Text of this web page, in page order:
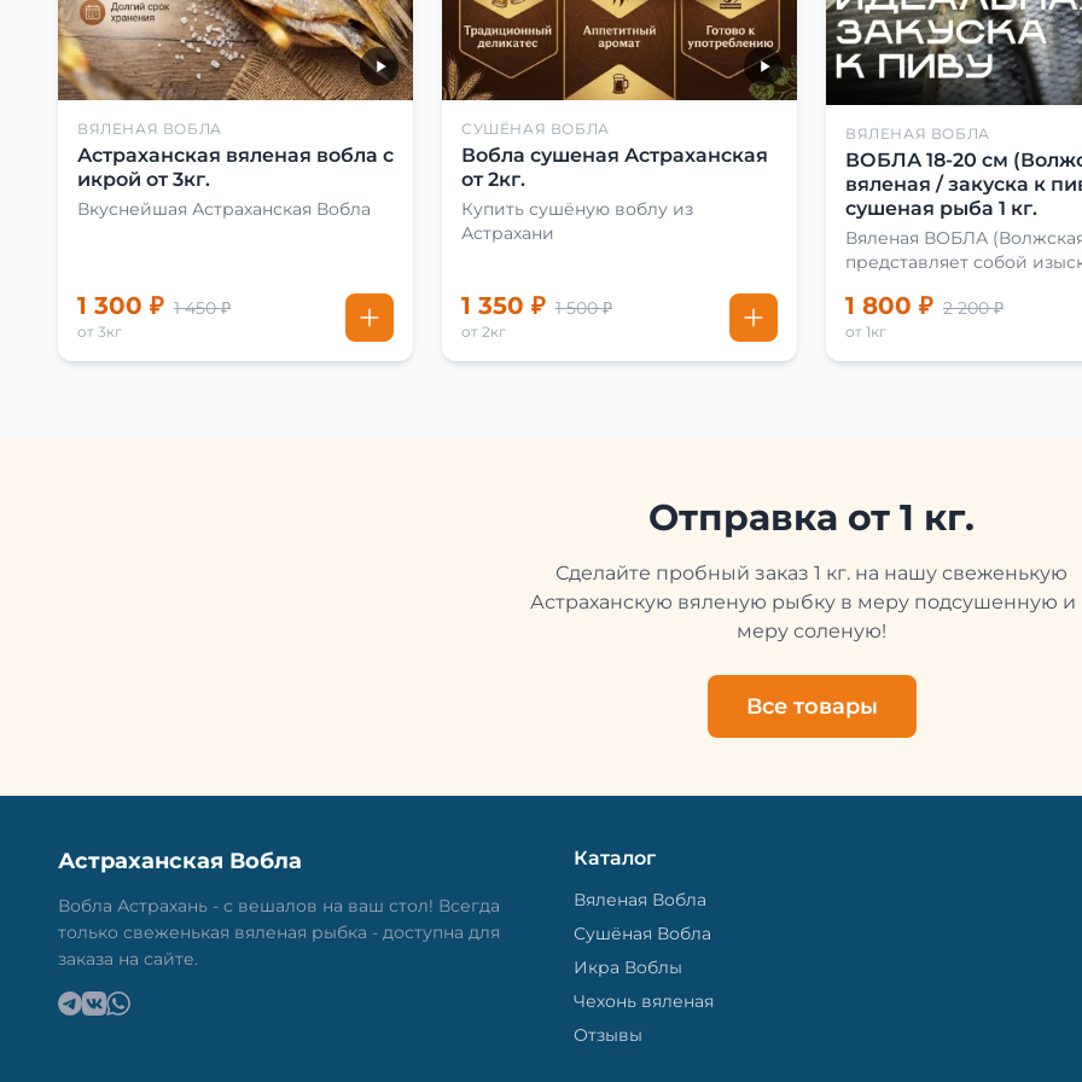
ВЯЛЕНАЯ ВОБЛА
Астраханская вяленая вобла с
икрой от 3кг.
Вкуснейшая Астраханская Вобла
1 300 ₽ 1 450 ₽
от 3кг
СУШЁНАЯ ВОБЛА
Вобла сушеная Астраханская
от 2кг.
Купить сушёную воблу из
Астрахани
1 350 ₽ 1 500 ₽
от 2кг
ВЯЛЕНАЯ ВОБЛА
ВОБЛА 18-20 см
вяленая / закуска к
сушеная рыба 1 кг.
Вяленая ВОБЛА
представляет собой
удовлетворить даже самых
взыскательных гурманов. Чтобы
сделать вяленую воблу,
приготовлении вяленой
делают с учётом времени
свежей и качественной.
рыбу упаковывают в
пакет, чтобы она не
не просто вкусная еда, но и
пример того, как можно
старые рецепты и
вкусно.
1 800 ₽ 2 200 ₽
от 1кг
Отправка от 1 кг.
Сделайте пробный заказ 1 кг. на нашу свеженькую
Астраханскую вяленую рыбку в меру подсушенную и
меру соленую!
Все товары
Астраханская Вобла
Вобла Астрахань - с вешалов на ваш стол! Всегда
только свеженькая вяленая рыбка - доступна для
заказа на сайте.
Каталог
Вяленая Вобла
Сушёная Вобла
Икра Воблы
Чехонь вяленая
Отзывы